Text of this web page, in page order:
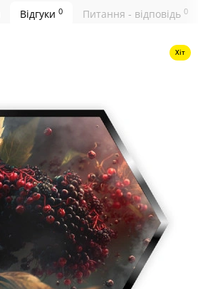
Відгуки 0 Питання - відповідь 0
Хіт